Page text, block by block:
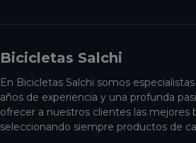
Bicicletas Salchi
En Bicicletas Salchi somos
años de experiencia y una profunda
ofrecer a nuestros clientes las
seleccionando siempre productos de